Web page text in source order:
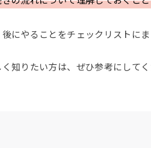
にやることをチェックリストに
知りたい方は、ぜひ参考にしてく